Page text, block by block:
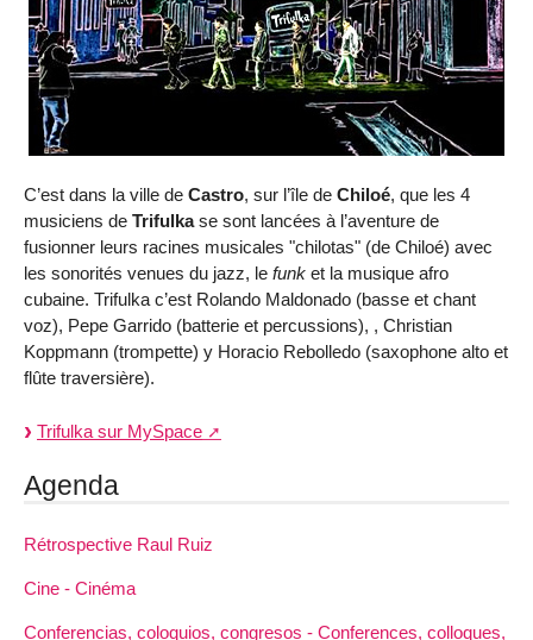
C’est dans la ville de Castro, sur l’île de Chiloé, que les 4
musiciens de Trifulkase sont lancées à l’aventure de
fusionner leurs racines musicales "chilotas" (de Chiloé) avec
les sonorités venues du jazz, le funk et la musique afro
cubaine. Trifulka c’est Rolando Maldonado (basse et chant
voz), Pepe Garrido (batterie et percussions), , Christian
Koppmann (trompette) y Horacio Rebolledo (saxophone alto et
flûte traversière).
Trifulka sur MySpace
Agenda
Rétrospective Raul Ruiz
Cine - Cinéma
Conferencias, coloquios, congresos - Conferences, colloques,